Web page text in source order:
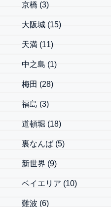
京橋 (3)
大阪城 (15)
天満 (11)
中之島 (1)
梅田 (28)
福島 (3)
道頓堀 (18)
裏なんば (5)
新世界 (9)
ベイエリア (10)
難波 (6)